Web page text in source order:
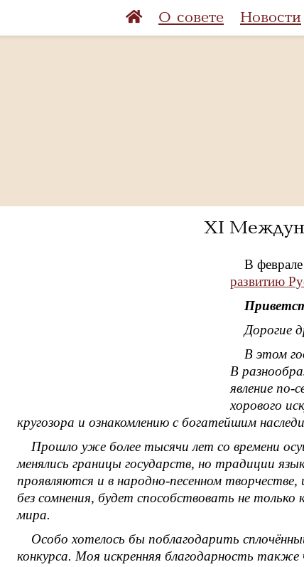
О совете Новости
XI
В
развитию
Дорогие
В этом
В
явление по-
хорового
кругозора и ознакомлению с богатейшим
Прошло уже более тысячи лет со времени
менялись границы государств, но традиции
проявляются и в народно-песенном
без сомнения, будет способствовать не
мира.
Особо хотелось бы поблагодарить
конкурса. Моя искренняя благодарность